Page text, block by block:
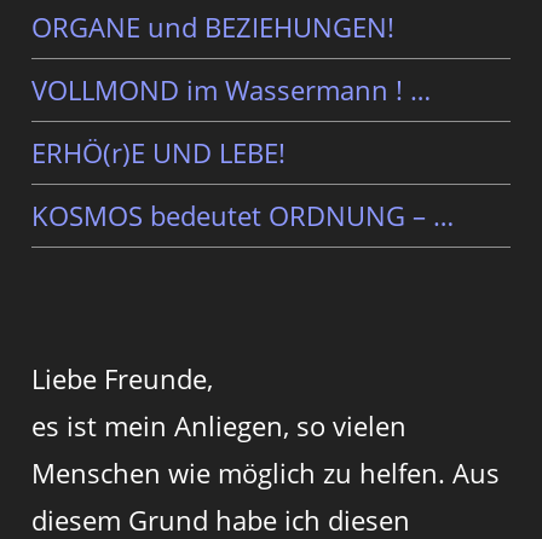
ORGANE und BEZIEHUNGEN!
VOLLMOND im Wassermann ! …
ERHÖ(r)E UND LEBE!
KOSMOS bedeutet ORDNUNG – …
Liebe Freunde,
es ist mein Anliegen, so vielen
Menschen wie möglich zu helfen. Aus
diesem Grund habe ich diesen